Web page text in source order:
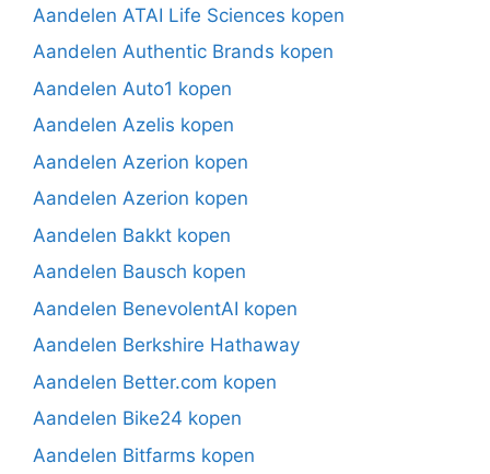
Aandelen ATAI Life Sciences kopen
Aandelen Authentic Brands kopen
Aandelen Auto1 kopen
Aandelen Azelis kopen
Aandelen Azerion kopen
Aandelen Azerion kopen
Aandelen Bakkt kopen
Aandelen Bausch kopen
Aandelen BenevolentAI kopen
Aandelen Berkshire Hathaway
Aandelen Better.com kopen
Aandelen Bike24 kopen
Aandelen Bitfarms kopen